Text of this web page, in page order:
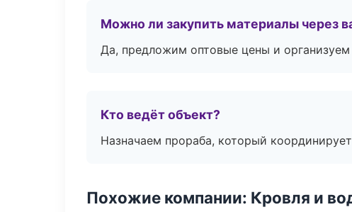
Можно ли закупить материалы через
Да, предложим оптовые цены и организуем
Кто ведёт объект?
Назначаем прораба, который
Похожие компании: Кровля и